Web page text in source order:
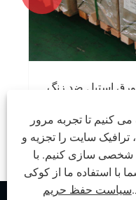
استیل ضد زنگ
بیشتر ببینید >>
کنیم تا تجربه مرور
ترافیک سایت را تجزیه و
شخصی سازی کنیم. با
با استفاده ما از کوکی
سیاست حفظ حریم